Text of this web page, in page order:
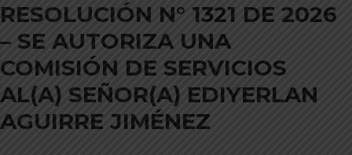
RESOLUCIÓN N° 1321 DE 2026
– SE AUTORIZA UNA
COMISIÓN DE SERVICIOS
AL(A) SEÑOR(A) EDIYERLAN
AGUIRRE JIMÉNEZ